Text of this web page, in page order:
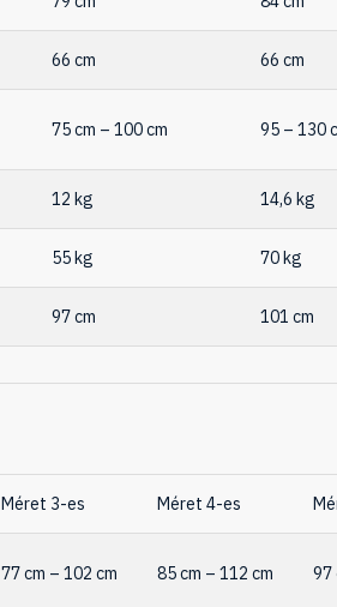
66 cm 66 cm
75 cm – 100 cm 95 – 130
12 kg 14,6 kg
55 kg 70 kg
97 cm 101 cm
Méret 3-es Méret 4-es
77 cm – 102 cm 85 cm – 112 cm 97